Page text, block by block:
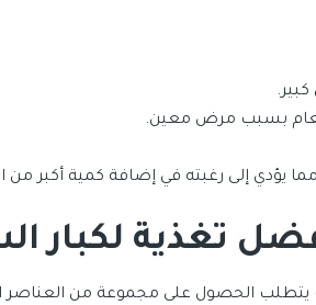
بسبب مرض معين.
يؤدي إلى رغبته في إضافة كمية أكبر من
تغذية لكبار
يتطلب الحصول على مجموعة من العناصر